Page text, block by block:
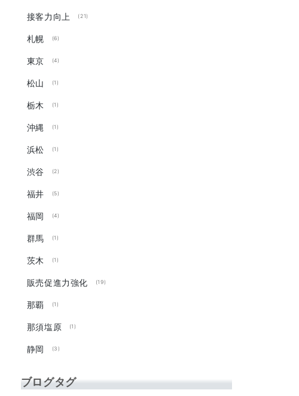
接客力向上 (21)
札幌 (6)
東京 (4)
松山 (1)
栃木 (1)
沖縄 (1)
浜松 (1)
渋谷 (2)
福井 (5)
福岡 (4)
群馬 (1)
茨木 (1)
販売促進力強化 (19)
那覇 (1)
那須塩原 (1)
静岡 (3)
ブログタグ